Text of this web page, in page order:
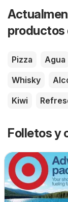
productos
Pizza Agua
Whisky
Kiwi
Folletos y